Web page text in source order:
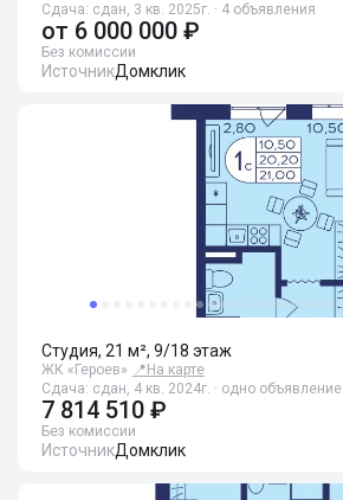
Сдача: сдан, 3 кв. 2025г. · 4 объявления
от 6 000 000 ₽
Без комиссии
ИсточникДомклик
Студия, 21 м², 9/18 этаж
ЖК «Героев» 📍 На карте
Сдача: сдан, 4 кв. 2024г. · одно объявление
7 814 510 ₽
Без комиссии
ИсточникДомклик